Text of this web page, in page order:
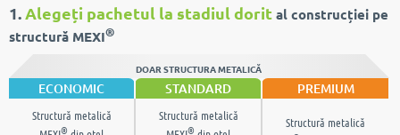
1.Alegeți pachetul la stadiul dorit al construcției pe
structură MEXI®
DOAR STRUCTURA METALICĂ
ECONOMIC STANDARD PREMIUM
Structură metalică
®
Structură metalică
®
Structură metalică